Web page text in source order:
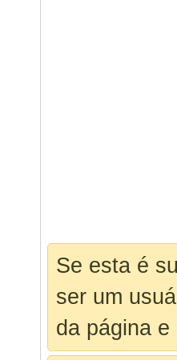
Se esta é
ser um
da página e